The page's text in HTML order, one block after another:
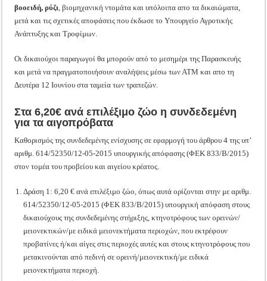
βοοειδή, ρύζι, βιομηχανική ντομάτα και υπόλοιπα απο τα δικαιώματα,
μετά και τις σχετικές αποφάσεις που έκδωσε το Υπουργείο Αγροτικής
Ανάπτυξης και Τροφίμων.
Οι δικαιούχοι παραγωγοί θα μπορούν από το μεσημέρι της Παρασκευής
και μετά να πραγματοποιήσουν αναλήψεις μέσω των ΑΤΜ και απο τη
Δευτέρα 12 Ιουνίου στα ταμεία των τραπεζών.
Στα 6,20€ ανά επιλέξιμο ζώο η συνδεδεμένη
για τα αιγοπρόβατα
Καθορισμός της συνδεδεμένης ενίσχυσης σε εφαρμογή του άρθρου 4 της υπ’
αριθμ. 614/52350/12-05-2015 υπουργικής απόφασης (ΦΕΚ 833/Β/2015)
στον τομέα του προβείου και αιγείου κρέατος.
Δράση 1: 6,20 € ανά επιλέξιμο ζώο, όπως αυτά ορίζονται στην με αριθμ.
614/52350/12-05-2015 (ΦΕΚ 833/Β/2015) υπουργική απόφαση στους
δικαιούχους της συνδεδεμένης στήριξης, κτηνοτρόφους των ορεινών/
μειονεκτικών/με ειδικά μειονεκτήματα περιοχών, που εκτρέφουν
προβατίνες ή/και αίγες στις περιοχές αυτές και στους κτηνοτρόφους που
μετακινούνται από πεδινή σε ορεινή/μειονεκτική/με ειδικά
μειονεκτήματα περιοχή.